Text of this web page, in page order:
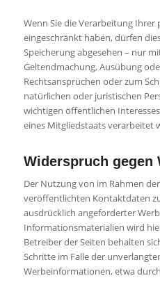
Wenn Sie die Verarbeitung
eingeschränkt haben, dürfen
Speicherung abgesehen – nur
Geltendmachung, Ausübung
Rechtsansprüchen oder zum
natürlichen oder juristischen
wichtigen öffentlichen
eines Mitgliedstaats verarbeitet
Widerspruch gegen
Der Nutzung von im Rahmen
veröffentlichten Kontaktdaten
ausdrücklich angeforderter
Informationsmaterialien wird
Betreiber der Seiten behalten
Schritte im Falle der
Werbeinformationen, etwa